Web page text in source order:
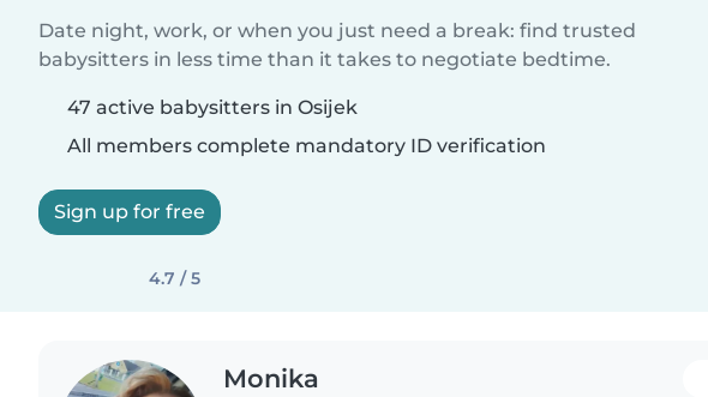
Date night, work, or when you just need a break: find trusted
babysitters in less time than it takes to negotiate bedtime.
47 active babysitters in Osijek
All members complete mandatory ID verification
Sign up for free
4.7 / 5
Monika